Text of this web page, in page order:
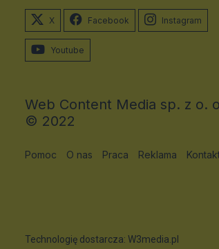
X Facebook Instagram
Youtube
Web Content Media sp. z o.
© 2022
Pomoc O nas Praca Reklama
Technologię dostarcza: W3media.pl